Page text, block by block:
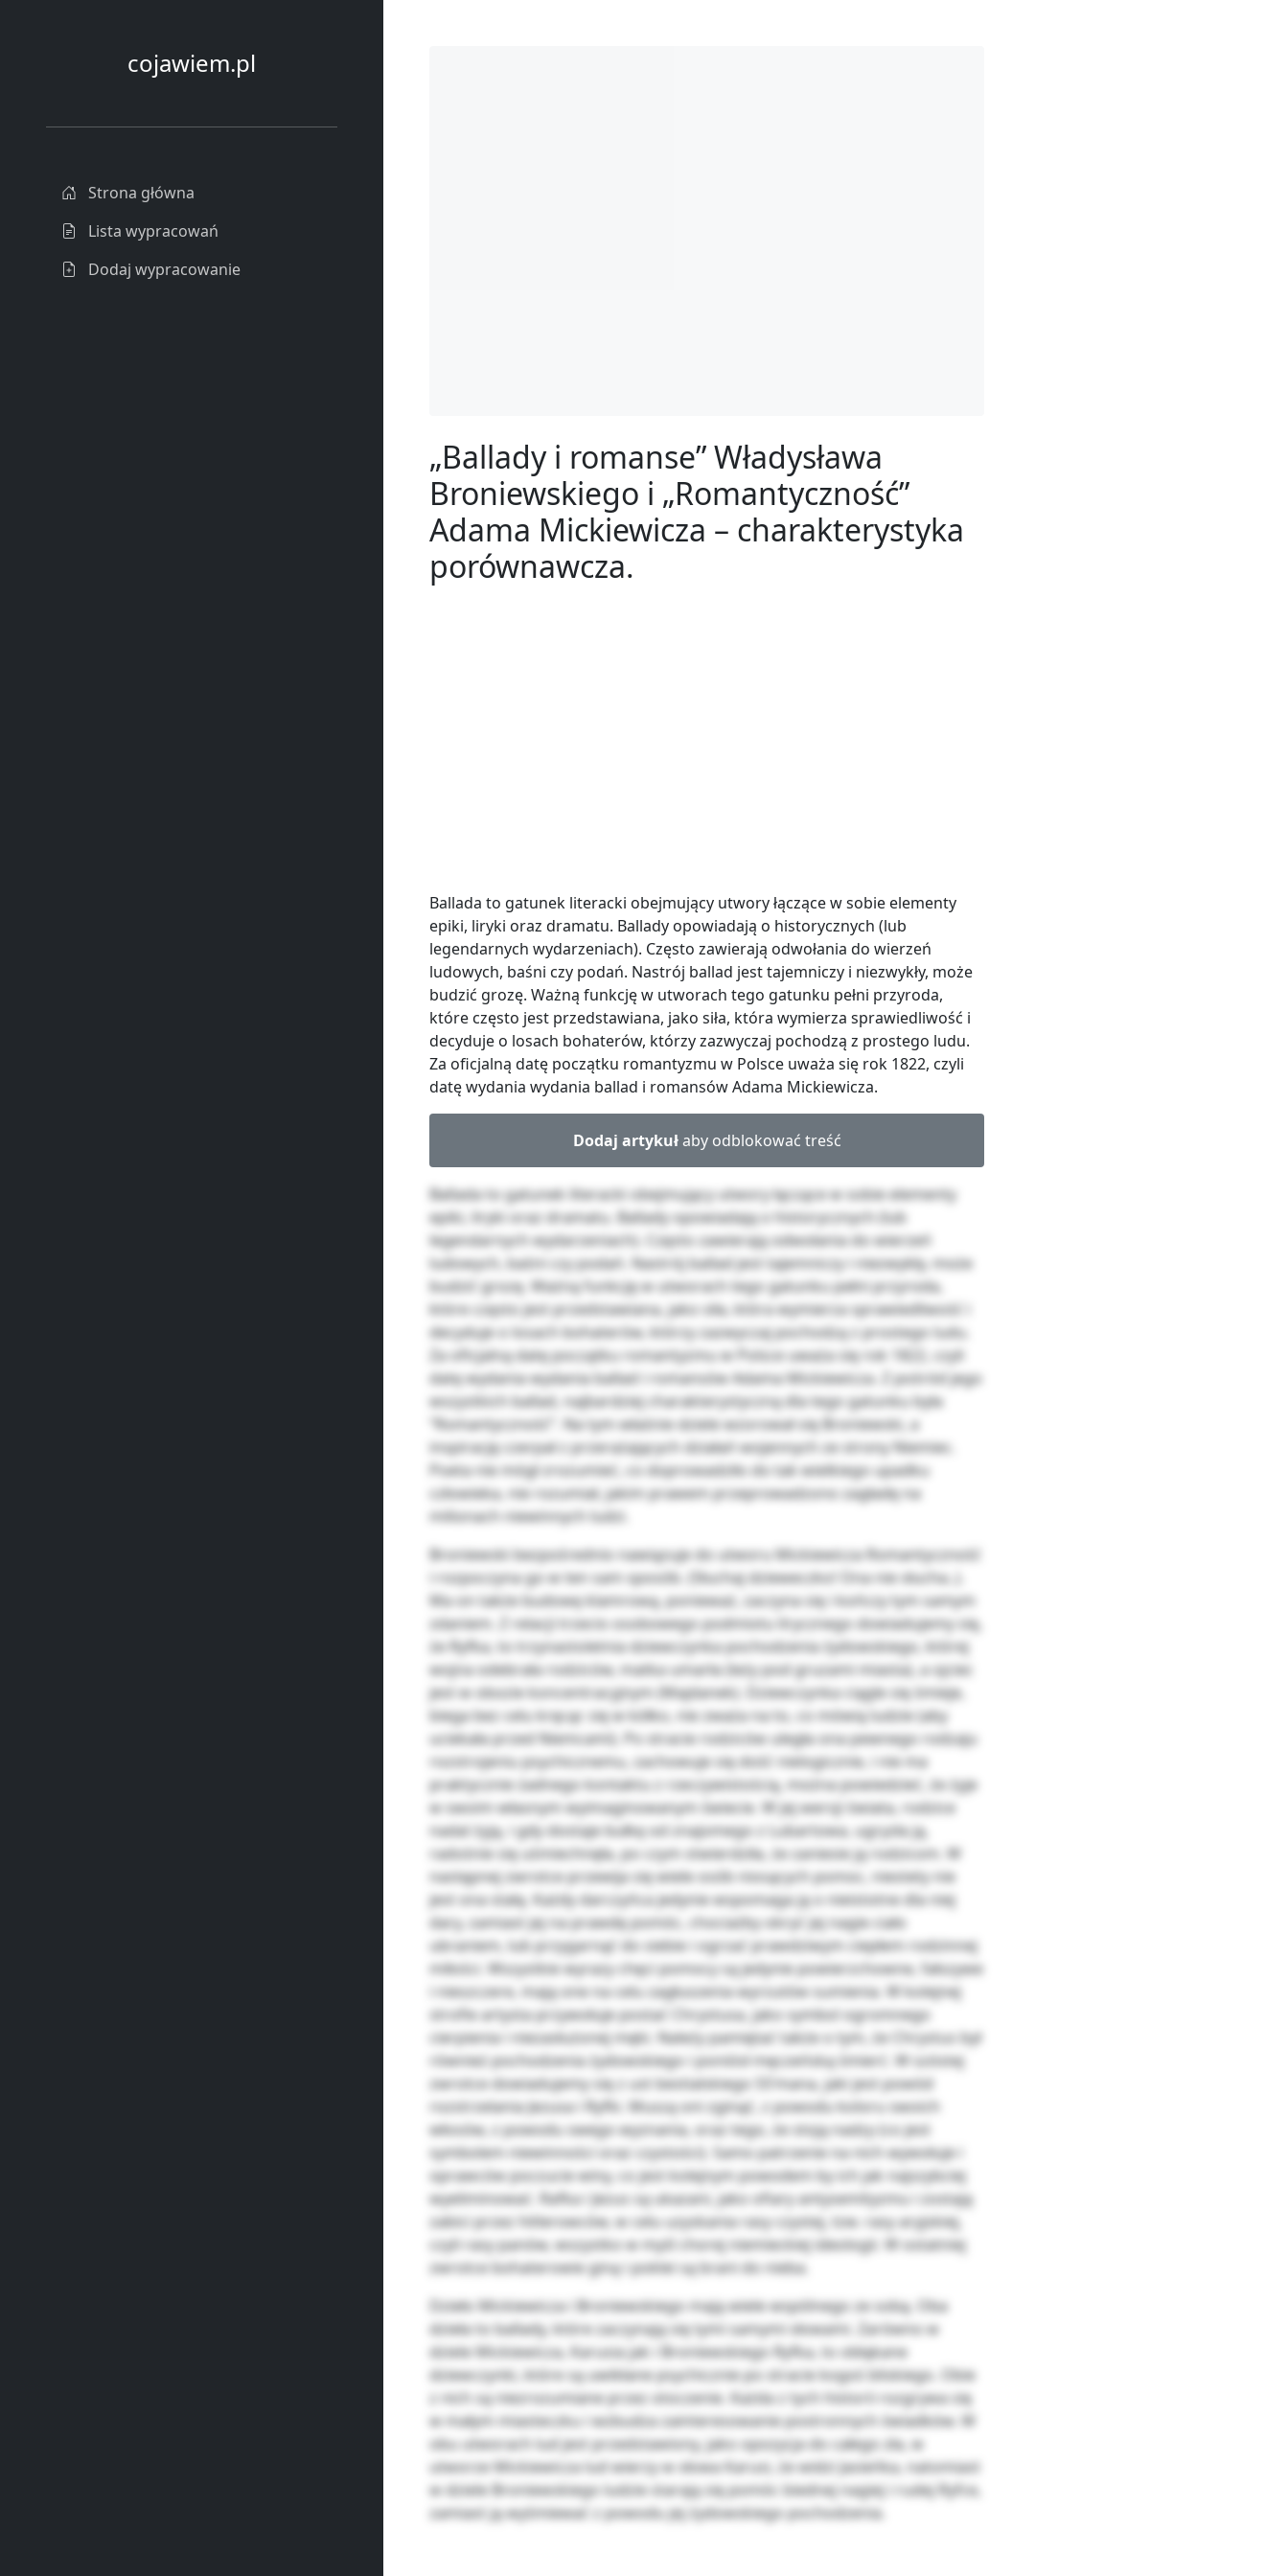
cojawiem.pl
Strona główna
Lista wypracowań
Dodaj wypracowanie
„Ballady i romanse” Władysława
Broniewskiego i „Romantyczność”
Adama Mickiewicza – charakterystyka
porównawcza.
Ballada to gatunek literacki obejmujący utwory łączące w sobie elementy
epiki, liryki oraz dramatu. Ballady opowiadają o historycznych (lub
legendarnych wydarzeniach). Często zawierają odwołania do wierzeń
ludowych, baśni czy podań. Nastrój ballad jest tajemniczy i niezwykły, może
budzić grozę. Ważną funkcję w utworach tego gatunku pełni przyroda,
które często jest przedstawiana, jako siła, która wymierza sprawiedliwość i
decyduje o losach bohaterów, którzy zazwyczaj pochodzą z prostego ludu.
Za oficjalną datę początku romantyzmu w Polsce uważa się rok 1822, czyli
datę wydania wydania ballad i romansów Adama Mickiewicza.
Dodaj artykułaby odblokować treść
Ballada to gatunek literacki obejmujący utwory łączące w sobie elementy
epiki, liryki oraz dramatu. Ballady opowiadają o historycznych (lub
legendarnych wydarzeniach). Często zawierają odwołania do wierzeń
ludowych, baśni czy podań. Nastrój ballad jest tajemniczy i niezwykły, może
budzić grozę. Ważną funkcję w utworach tego gatunku pełni przyroda,
które często jest przedstawiana, jako siła, która wymierza sprawiedliwość i
decyduje o losach bohaterów, którzy zazwyczaj pochodzą z prostego ludu.
Za oficjalną datę początku romantyzmu w Polsce uważa się rok 1822, czyli
datę wydania wydania ballad i romansów Adama Mickiewicza. Z pośród jego
wszystkich ballad, najbardziej charakterystyczną dla tego gatunku była
“Romantyczność”. Na tym właśnie dziele wzorował się Broniewski, a
inspirację czerpał z przerażających działań wojennych ze strony Niemiec.
Poeta nie mógł zrozumieć, co doprowadziło do tak wielkiego upadku
człowieka, nie rozumiał, jakim prawem przeprowadzono zagładę na
milionach niewinnych ludzi.
Broniewski bezpośrednio nawiązuje do utworu Mickiewicza Romantyczność
i rozpoczyna go w ten sam sposób. (Słuchaj dzieweczko! Ona nie słucha..).
Ma on także budowę klamrową, ponieważ, zaczyna się i kończy tym samym
zdaniem. Z relacji trzecio osobowego podmiotu lirycznego dowiadujemy się,
że Ryfka, to trzynastoletnia dziewczynka pochodzenia żydowskiego, której
wojna odebrała rodziców, matka umarła (leży pod gruzami miasta), a ojciec
jest w obozie koncentracyjnym (Majdanek). Dziewczynka ciągle się śmieje,
biega bez celu kręcąc się w kółko, nie zważa na to, co mówią ludzie (aby
uciekała przed Niemcami). Po stracie rodziców uległa ona pewnego rodzaju
rozstrojeniu psychicznemu, zachowuje się dość nielogicznie, i nie ma
praktycznie żadnego kontaktu z rzeczywistością, można powiedzieć, że żyje
w swoim własnym wyimaginowanym świecie. W jej wersji świata, rodzice
nadal żyją, i gdy dostaje bułkę od znajomego z Lubartowa, ugryzła ją,
radośnie się uśmiechnęła, po czym stwierdziła, że zaniesie ją rodzicom. W
następnej zwrotce przewija się wiele osób niosących pomoc, niestety nie
jest ona stałą. Każdy darczyńca jedynie wspomaga ją o nieistotne dla niej
dary, zamiast jej na prawdę pomóc, chociażby okryć jej nagie ciało
ubraniem, lub przygarnąć do siebie i ogrzać prawdziwym ciepłem rodzinnej
miłości. Wszystkie wyrazy chęci pomocy są jedynie powierzchowne, fałszywe
i nieszczere, mają one na celu zagłuszenia wyrzutów sumienia. W kolejnej
strofie artysta przywołuje postać Chrystusa, jako symbol ogromnego
cierpienia i niezasłużonej męki. Należy pamiętać także o tym, że Chrystus był
również pochodzenia żydowskiego i poniósł męczeńską śmierć. W szóstej
zwrotce dowiadujemy się z ust bestialskiego SS’mana, jaki jest powód
rozstrzelania Jezusa i Ryfki. Muszą oni zginąć, z powodu koloru swoich
włosów, z powodu swego wyznania, oraz tego, że stoją nadzy (co jest
symbolem niewinności oraz czystości). Samo patrzenie na nich wywołuje i
oprawców poczucie winy, co jest kolejnym powodem by ich jak najszybciej
wyeliminować. Rafka i Jezus są ukazani, jako ofiary antysemityzmu i zostają
zabici przez hitlerowców, w celu uzyskania rasy czystej, tzw. rasy aryjskiej,
czyli rasy panów, wszystko w myśl chorej niemieckiej ideologii. W ostatniej
zwrotce bohaterowie giną i poklei są brani do nieba.
Dzieło Mickiewicza i Broniewskiego mają wiele wspólnego ze sobą. Oba
dzieła to ballady, które zaczynają się tymi samymi słowami. Zarówno w
dziele Mickiewicza, Karusia jak i Broniewskiego Ryfka, to obłąkane
dziewczynki, które są uwikłane psychicznie po stracie kogoś bliskiego. Obie
z nich są niezrozumiane przez otoczenie. Każda z tych historii rozgrywa się
w małym miasteczku i wzbudza zainteresowanie postronnych świadków. W
obu utworach lud jest przedstawiony, jako opozycja do całego zła, w
utworze Mickiewicza lud wierzy w słowa Karusi, że widzi Jasieńka, natomiast
w dziele Broniewskiego ludzie starają się pomóc biednej nagiej i rudej Ryfce,
zamiast ją wyśmiewać z powodu jej żydowskiego pochodzenia.